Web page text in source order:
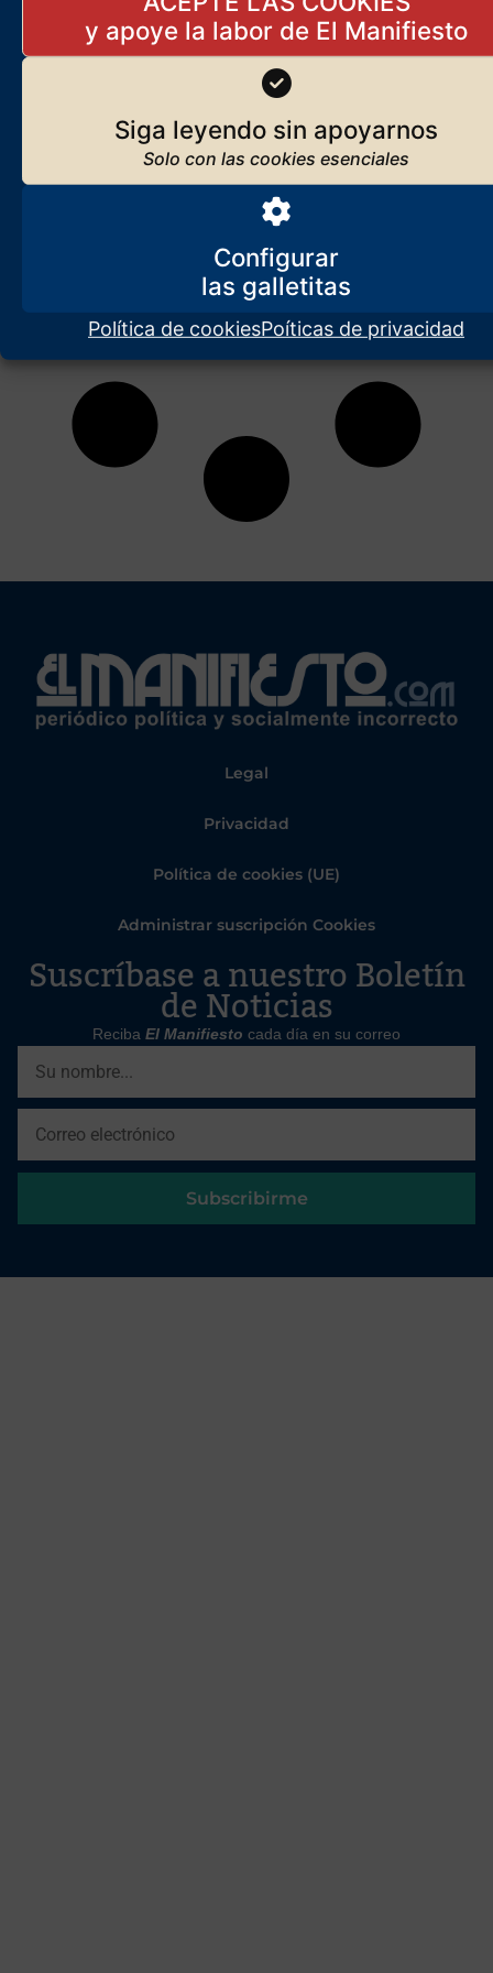
Siga leyendo sin apoyarnos
Configurar
Política de cookiesPoíticas de privacidad
también perecerán las naciones”, escribe Juanma Badenas,
catedrático de Derecho Civil y Teniente
Legal
Privacidad
Política de cookies (UE)
Administrar suscripción Cookies
Suscríbase a nuestro Boletín
de Noticias
Reciba El Manifiesto cada día en su correo
Subscribirme